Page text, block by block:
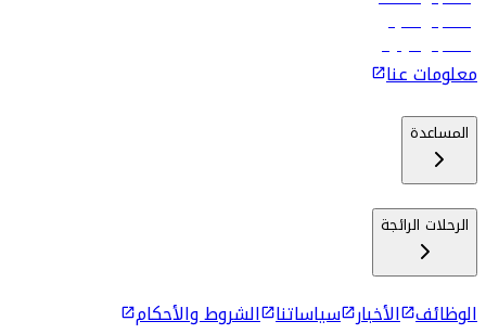
رحلات إلى ماليه
رحلات إلى كولومبو
معلومات عنا
المساعدة
الرحلات الرائجة
الوظائف الأخبار سياساتنا الشروط والأحكام